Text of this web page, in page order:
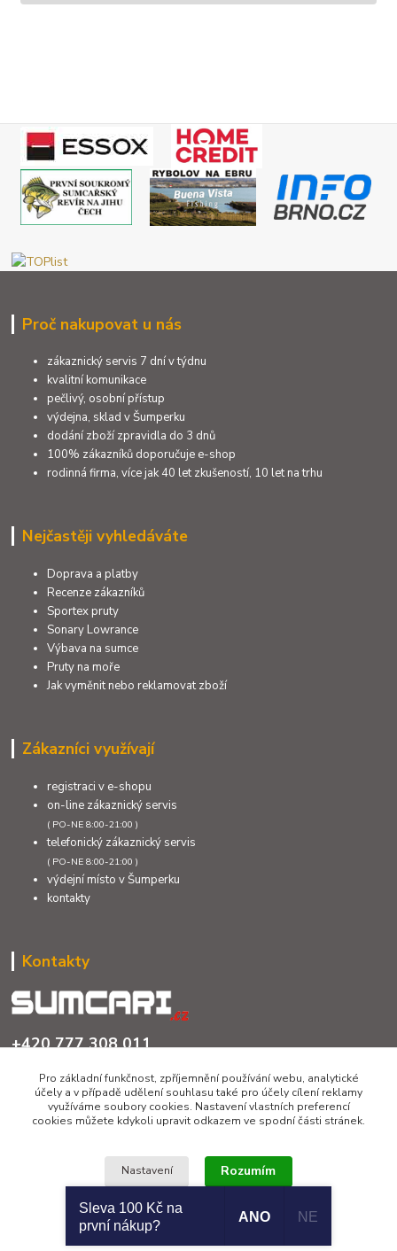
Proč nakupovat u nás
zákaznický servis 7 dní v týdnu
kvalitní komunikace
pečlivý, osobní přístup
výdejna, sklad v Šumperku
dodání zboží zpravidla do 3 dnů
100% zákazníků doporučuje e-shop
rodinná firma, více jak 40 let zkušeností, 10 let na trhu
Nejčastěji vyhledáváte
Doprava a platby
Recenze zákazníků
Sportex pruty
Sonary Lowrance
Výbava na sumce
Pruty na moře
Jak vyměnit nebo reklamovat zboží
Zákazníci využívají
registraci v e-shopu
on-line zákaznický servis
( PO-NE 8:00-21:00 )
telefonický zákaznický servis
( PO-NE 8:00-21:00 )
výdejní místo v Šumperku
kontakty
Kontakty
+420 777 308 011
info@sumcari.cz
Copyright 2026 © SUMCARI.cz
Vytvořeno na
Pro základní funkčnost, zpříjemnění používání webu, analytické
účely a v případě udělení souhlasu také pro účely cílení reklamy
využíváme soubory cookies. Nastavení vlastních preferencí
cookies můžete kdykoli upravit odkazem ve spodní části stránek.
Nastavení Rozumím
Souhlas můžete odmítnoutzde
Sleva 100 Kč na
první nákup?
ANO NE